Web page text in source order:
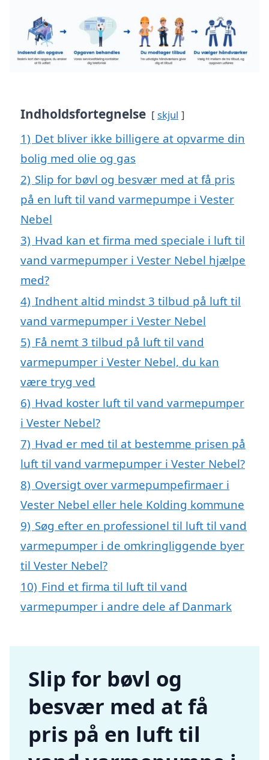
Indholdsfortegnelse skjul
1) Det bliver ikke billigere at opvarme din
bolig med olie og gas
2) Slip for bøvl og besvær med at få pris
på en luft til vand varmepumpe i Vester
Nebel
3) Hvad kan et firma med speciale i luft til
vand varmepumper i Vester Nebel hjælpe
med?
4) Indhent altid mindst 3 tilbud på luft til
vand varmepumper i Vester Nebel
5) Få nemt 3 tilbud på luft til vand
varmepumper i Vester Nebel, du kan
være tryg ved
6) Hvad koster luft til vand varmepumper
i Vester Nebel?
7) Hvad er med til at bestemme prisen på
luft til vand varmepumper i Vester Nebel?
8) Oversigt over varmepumpefirmaer i
Vester Nebel eller hele Kolding kommune
9) Søg efter en professionel til luft til vand
varmepumper i de omkringliggende byer
til Vester Nebel?
10) Find et firma til luft til vand
varmepumper i andre dele af Danmark
Slip for bøvl og
besvær med at få
pris på en luft til